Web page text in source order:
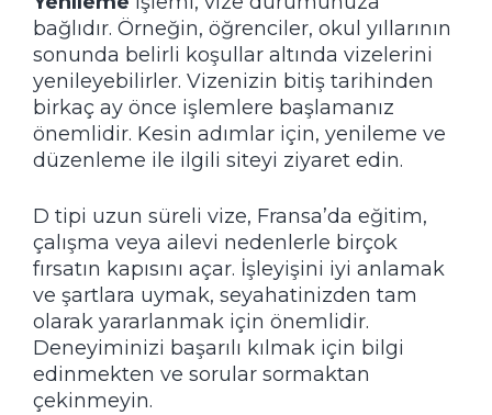
bağlıdır. Örneğin, öğrenciler, okul yıllarının
sonunda belirli koşullar altında vizelerini
yenileyebilirler. Vizenizin bitiş tarihinden
birkaç ay önce işlemlere başlamanız
önemlidir. Kesin adımlar için, yenileme ve
düzenleme ile ilgili siteyi ziyaret edin.
D tipi uzun süreli vize, Fransa’da eğitim,
çalışma veya ailevi nedenlerle birçok
fırsatın kapısını açar. İşleyişini iyi anlamak
ve şartlara uymak, seyahatinizden tam
olarak yararlanmak için önemlidir.
Deneyiminizi başarılı kılmak için bilgi
edinmekten ve sorular sormaktan
çekinmeyin.